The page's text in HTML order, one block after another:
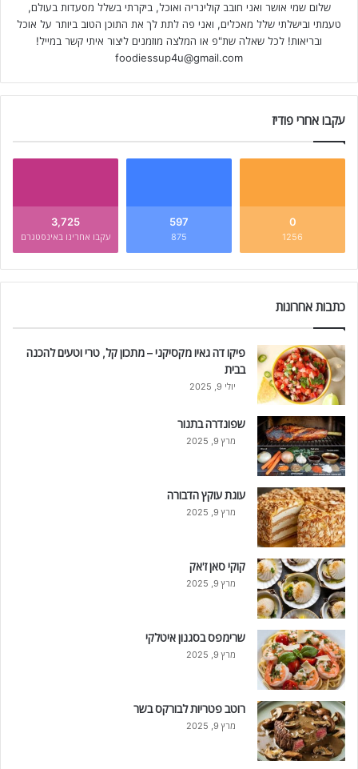
שלום שמי אושר ואני חובב קולינריה ואוכל, ביקרתי בשלל מסעדות בעולם,
טעמתי ובישלתי שלל מאכלים, ואני פה לתת לך את התוכן הטוב ביותר על אוכל
ובריאות! לכל שאלה שת"פ או המלצה מוזמנים ליצור איתי קשר במייל!
foodiessup4u@gmail.com
עקבו אחרי פודיז
0
1256
597
875
3,725
עקבו אחרינו באינסטגרם
כתבות אחרונות
פיקו דה גאיו מקסיקני – מתכון קל, טרי וטעים להכנה
בבית
יולי 9, 2025
שפונדרה בתנור
מרץ 9, 2025
עוגת עוקץ הדבורה
מרץ 9, 2025
קוקי סאן ז'אק
מרץ 9, 2025
שרימפס בסגנון איטלקי
מרץ 9, 2025
רוטב פטריות לבורקס בשר
מרץ 9, 2025